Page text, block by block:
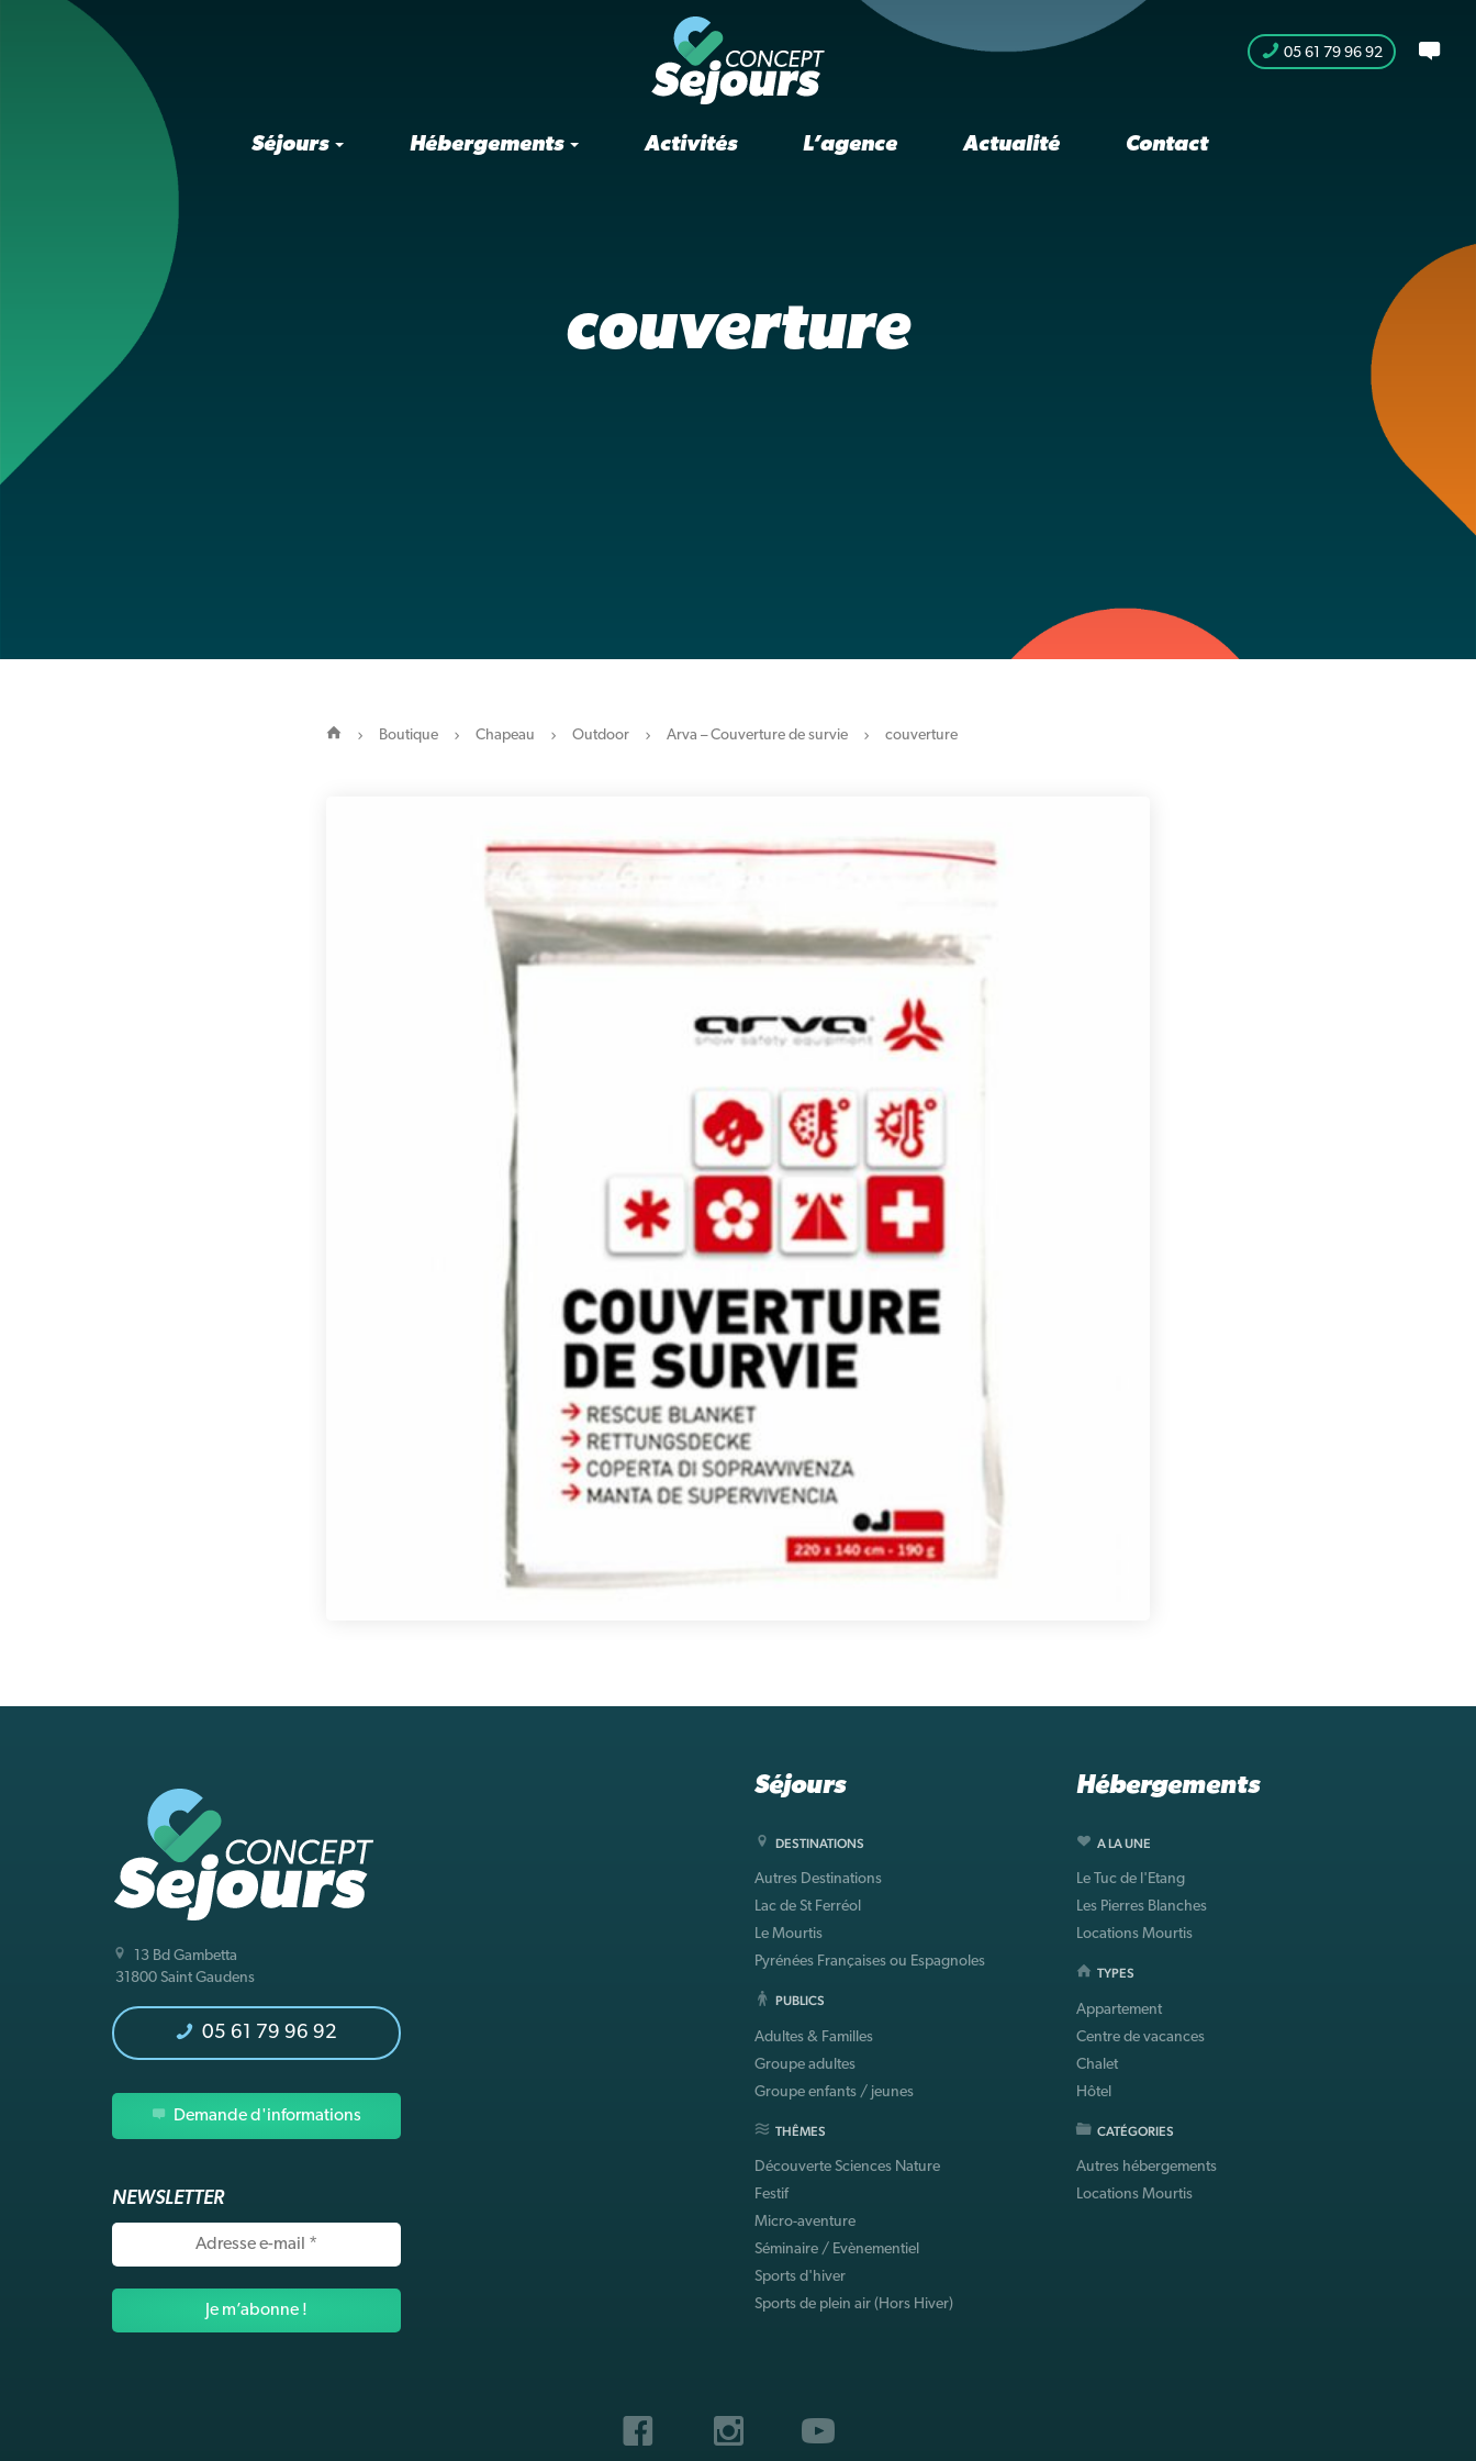
Séjours Hébergements Activités L’agence Actualité Contact
05 61 79 96 92
couverture
Boutique Chapeau Outdoor Arva – Couverture de survie couverture
13 Bd Gambetta
31800 Saint Gaudens
05 61 79 96 92
Demande d'informations
NEWSLETTER
Adresse
*
Séjours
DESTINATIONS
Autres Destinations
Lac de St Ferréol
Le Mourtis
Pyrénées Françaises ou Espagnoles
PUBLICS
Adultes & Familles
Groupe adultes
Groupe enfants / jeunes
THÊMES
Découverte Sciences Nature
Festif
Micro-aventure
Séminaire / Evènementiel
Sports d'hiver
Sports de plein air (Hors Hiver)
Hébergements
A LA UNE
Le Tuc de l'Etang
Les Pierres Blanches
Locations Mourtis
TYPES
Appartement
Centre de vacances
Chalet
Hôtel
CATÉGORIES
Autres hébergements
Locations Mourtis